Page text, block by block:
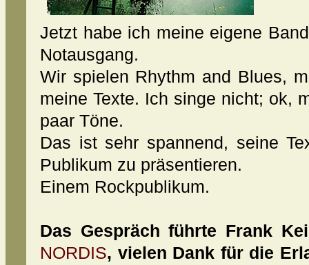
Jetzt habe ich meine eigene
Notausgang.
Wir spielen Rhythm and Blues,
meine Texte. Ich singe nicht; ok,
paar Töne.
Das ist sehr spannend, seine
Publikum zu präsentieren.
Einem Rockpublikum.
Das Gespräch führte Frank
NORDIS, vielen Dank für die